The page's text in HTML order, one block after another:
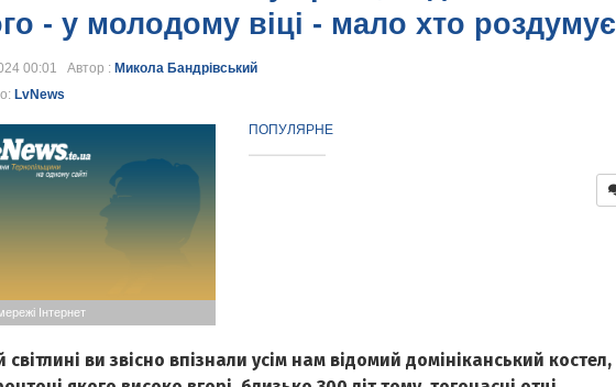
- у молодому віці - мало хто роздумує
00:01 Автор : Микола Бандрівський
LvNews
Інтернет
ПОПУЛЯРНЕ
світлині ви звісно впізнали усім нам відомий домініканський костел,